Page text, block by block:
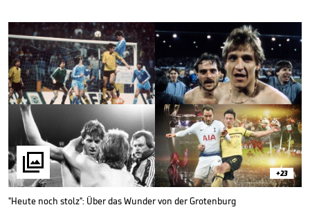
 +23
"Heute noch stolz": Über das Wunder von der Grotenburg